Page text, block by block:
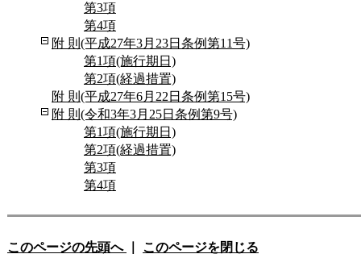
第3項
第4項
附 則(平成27年3月23日条例第11号)
第1項(施行期日)
第2項(経過措置)
附 則(平成27年6月22日条例第15号)
附 則(令和3年3月25日条例第9号)
第1項(施行期日)
第2項(経過措置)
第3項
第4項
このページの先頭へ このページを閉じる